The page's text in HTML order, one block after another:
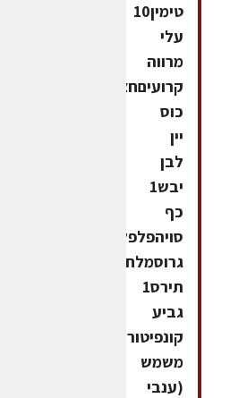
טימין10
עלי
מרווה
קרועיםחצי
כוס
יין
לבן
יבש1
כף
סויהפלפל
גרוסמלחשמן
תירס1
גביע
קונפיטורת
משמש
(ענבי